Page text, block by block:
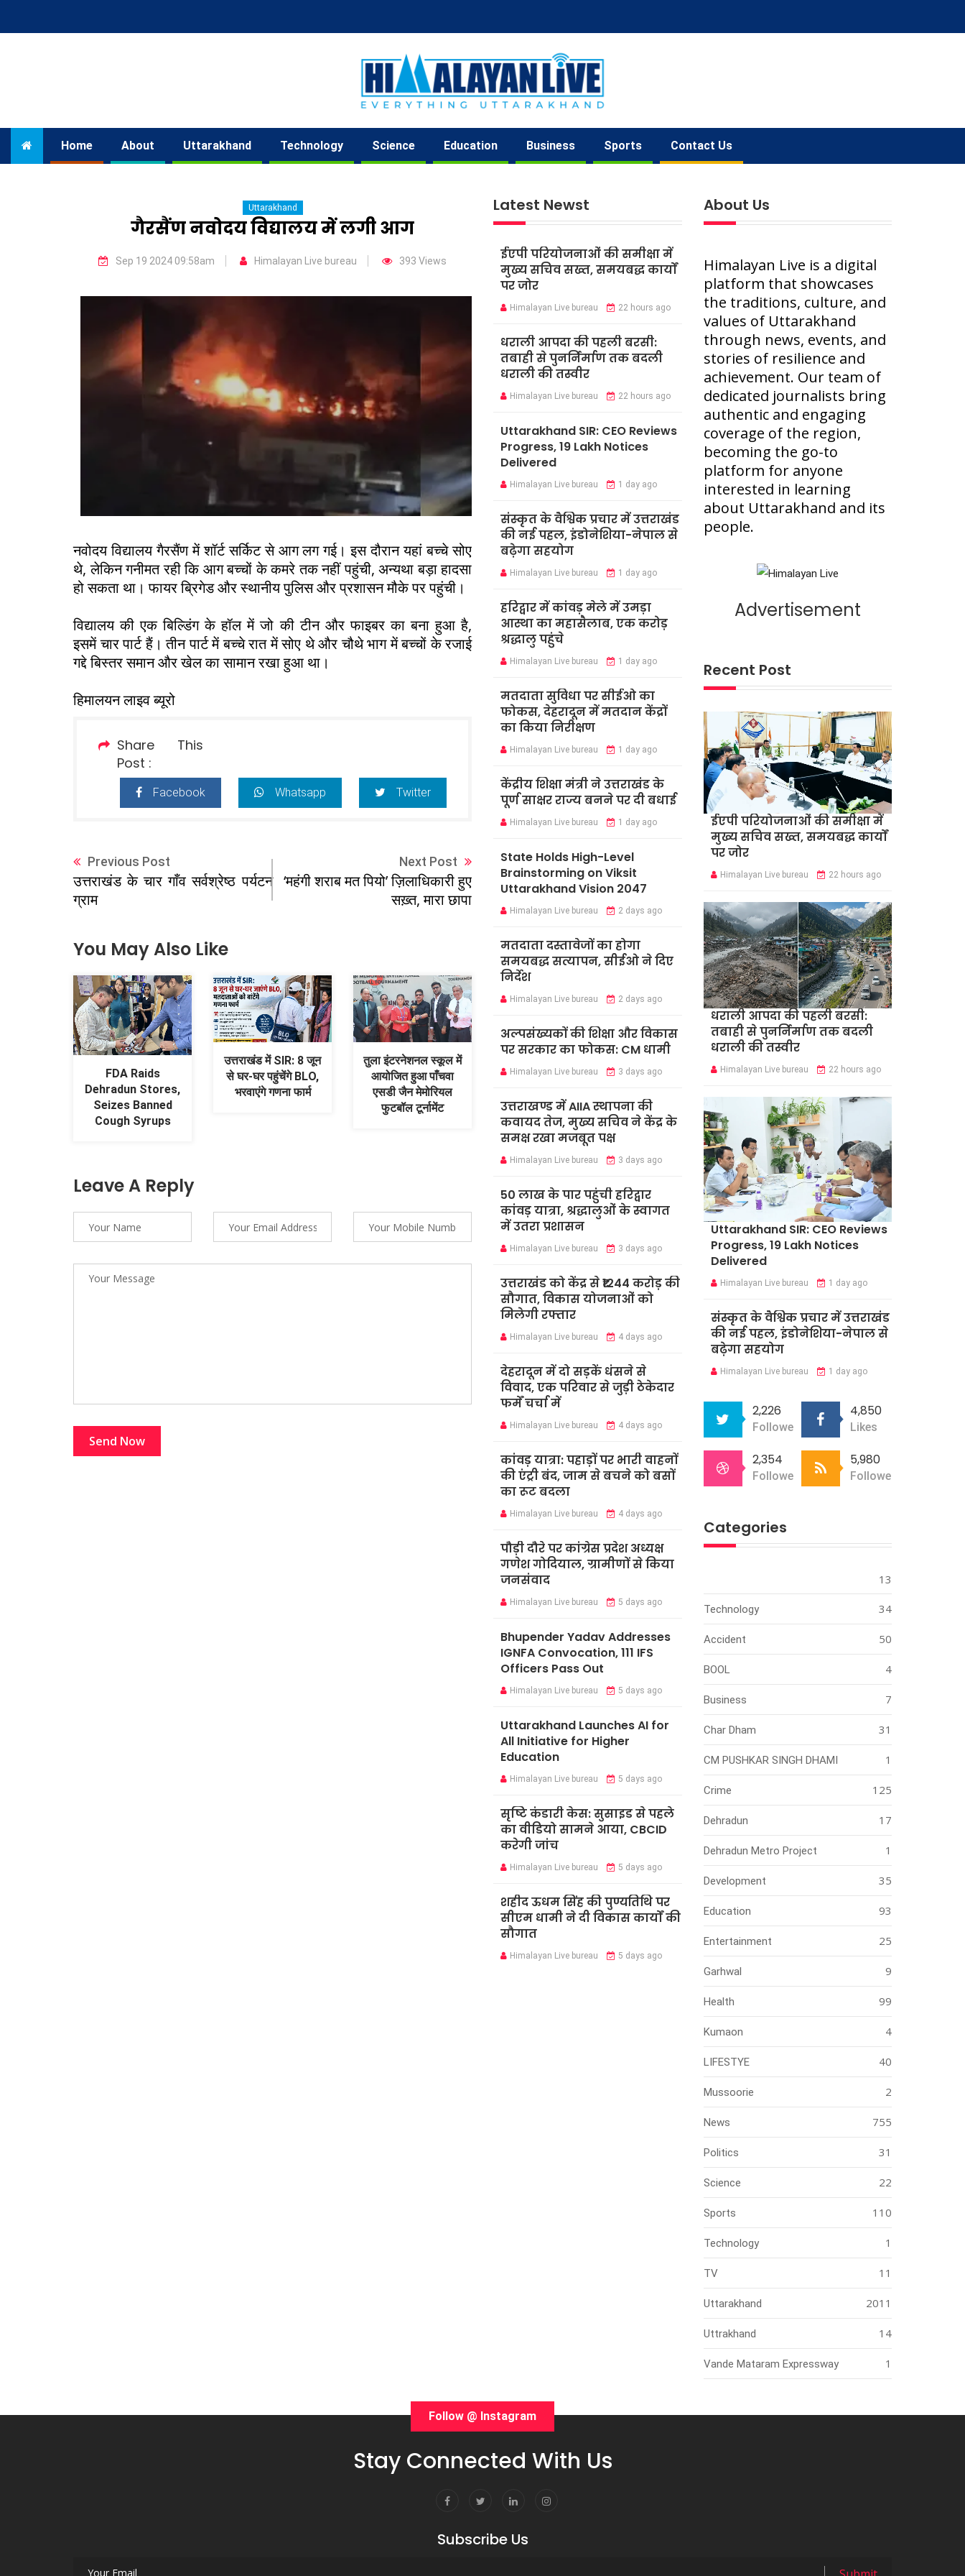
Home About Uttarakhand Technology Science Education Business Sports Contact Us
Uttarakhand
गैरसैंण नवोदय विद्यालय में लगी आग
Sep 19 2024 09:58am Himalayan Live bureau 393 Views
नवोदय विद्यालय गैरसैंण में शॉर्ट सर्किट से आग लग गई। इस दौरान यहां बच्चे सोए
थे, लेकिन गनीमत रही कि आग बच्चों के कमरे तक नहीं पहुंची, अन्यथा बड़ा हादसा
हो सकता था। फायर ब्रिगेड और स्थानीय पुलिस और प्रशासन मौके पर पहुंची।
विद्यालय की एक बिल्डिंग के हॉल में जो की टीन और फाइबर का बना हुआ है,
इसमें चार पार्ट हैं। तीन पार्ट में बच्चे रात में सोए थे और चौथे भाग में बच्चों के रजाई
गद्दे बिस्तर समान और खेल का सामान रखा हुआ था।
हिमालयन लाइव ब्यूरो
Share This
Post :
Facebook Whatsapp Twitter
Previous Post
उत्तराखंड के चार गाँव सर्वश्रेष्ठ पर्यटन
ग्राम
Next Post
‘महंगी शराब मत पियो’ ज़िलाधिकारी हुए
सख़्त, मारा छापा
You May Also Like
FDA Raids
Dehradun Stores,
Seizes Banned
Cough Syrups
उत्तराखंड में SIR: 8 जून
से घर-घर पहुंचेंगे BLO,
भरवाएंगे गणना फार्म
तुला इंटरनेशनल स्कूल में
आयोजित हुआ पाँचवा
एसडी जैन मेमोरियल
फुटबॉल टूर्नामेंट
Leave A Reply
Latest Newst
ईएपी परियोजनाओं की समीक्षा में
मुख्य सचिव सख्त, समयबद्ध कार्यों
पर जोर
Himalayan Live bureau 22 hours ago
धराली आपदा की पहली बरसी:
तबाही से पुनर्निर्माण तक बदली
धराली की तस्वीर
Himalayan Live bureau 22 hours ago
Uttarakhand SIR: CEO Reviews
Progress, 19 Lakh Notices
Delivered
Himalayan Live bureau 1 day ago
संस्कृत के वैश्विक प्रचार में उत्तराखंड
की नई पहल, इंडोनेशिया-नेपाल से
बढ़ेगा सहयोग
Himalayan Live bureau 1 day ago
हरिद्वार में कांवड़ मेले में उमड़ा
आस्था का महासैलाब, एक करोड़
श्रद्धालु पहुंचे
Himalayan Live bureau 1 day ago
मतदाता सुविधा पर सीईओ का
फोकस, देहरादून में मतदान केंद्रों
का किया निरीक्षण
Himalayan Live bureau 1 day ago
केंद्रीय शिक्षा मंत्री ने उत्तराखंड के
पूर्ण साक्षर राज्य बनने पर दी बधाई
Himalayan Live bureau 1 day ago
State Holds High-Level
Brainstorming on Viksit
Uttarakhand Vision 2047
Himalayan Live bureau 2 days ago
मतदाता दस्तावेजों का होगा
समयबद्ध सत्यापन, सीईओ ने दिए
निर्देश
Himalayan Live bureau 2 days ago
अल्पसंख्यकों की शिक्षा और विकास
पर सरकार का फोकस: CM धामी
Himalayan Live bureau 3 days ago
उत्तराखण्ड में AIIA स्थापना की
कवायद तेज, मुख्य सचिव ने केंद्र के
समक्ष रखा मजबूत पक्ष
Himalayan Live bureau 3 days ago
50 लाख के पार पहुंची हरिद्वार
कांवड़ यात्रा, श्रद्धालुओं के स्वागत
में उतरा प्रशासन
Himalayan Live bureau 3 days ago
उत्तराखंड को केंद्र से ₹1244 करोड़ की
सौगात, विकास योजनाओं को
मिलेगी रफ्तार
Himalayan Live bureau 4 days ago
देहरादून में दो सड़कें धंसने से
विवाद, एक परिवार से जुड़ी ठेकेदार
फर्में चर्चा में
Himalayan Live bureau 4 days ago
कांवड़ यात्रा: पहाड़ों पर भारी वाहनों
की एंट्री बंद, जाम से बचने को बसों
का रूट बदला
Himalayan Live bureau 4 days ago
पौड़ी दौरे पर कांग्रेस प्रदेश अध्यक्ष
गणेश गोदियाल, ग्रामीणों से किया
जनसंवाद
Himalayan Live bureau 5 days ago
Bhupender Yadav Addresses
IGNFA Convocation, 111 IFS
Officers Pass Out
Himalayan Live bureau 5 days ago
Uttarakhand Launches AI for
All Initiative for Higher
Education
Himalayan Live bureau 5 days ago
सृष्टि कंडारी केस: सुसाइड से पहले
का वीडियो सामने आया, CBCID
करेगी जांच
Himalayan Live bureau 5 days ago
शहीद ऊधम सिंह की पुण्यतिथि पर
सीएम धामी ने दी विकास कार्यों की
सौगात
Himalayan Live bureau 5 days ago
About Us
Himalayan Live is a digital
platform that showcases
the traditions, culture, and
values of Uttarakhand
through news, events, and
stories of resilience and
achievement. Our team of
dedicated journalists bring
authentic and engaging
coverage of the region,
becoming the go-to
platform for anyone
interested in learning
about Uttarakhand and its
people.
Advertisement
Recent Post
ईएपी परियोजनाओं की समीक्षा में
मुख्य सचिव सख्त, समयबद्ध कार्यों
पर जोर
Himalayan Live bureau 22 hours ago
धराली आपदा की पहली बरसी:
तबाही से पुनर्निर्माण तक बदली
धराली की तस्वीर
Himalayan Live bureau 22 hours ago
Uttarakhand SIR: CEO Reviews
Progress, 19 Lakh Notices
Delivered
Himalayan Live bureau 1 day ago
संस्कृत के वैश्विक प्रचार में उत्तराखंड
की नई पहल, इंडोनेशिया-नेपाल से
बढ़ेगा सहयोग
Himalayan Live bureau 1 day ago
2,226
Followers
4,850
Likes
2,354
Followers
5,980
Followers
Categories
13
Technology 34
Accident 50
BOOL 4
Business 7
Char Dham 31
CM PUSHKAR SINGH DHAMI 1
Crime 125
Dehradun 17
Dehradun Metro Project 1
Development 35
Education 93
Entertainment 25
Garhwal 9
Health 99
Kumaon 4
LIFESTYE 40
Mussoorie 2
News 755
Politics 31
Science 22
Sports 110
Technology 1
TV 11
Uttarakhand 2011
Uttrakhand 14
Vande Mataram Expressway 1
Follow @ Instagram
Stay Connected With Us
Subscribe Us